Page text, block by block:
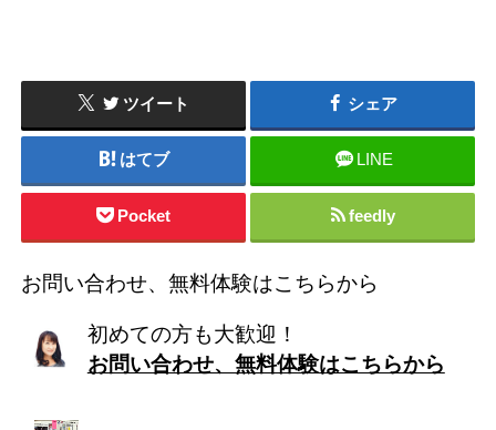
ツイート シェア
はてブ LINE
Pocket feedly
お問い合わせ、無料体験はこちらから
初めての方も大歓迎！
お問い合わせ、無料体験はこちらから